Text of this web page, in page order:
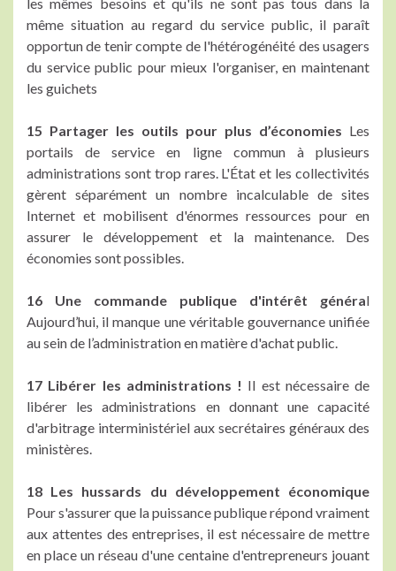
même situation au regard du service public, il paraît
opportun de tenir compte de l'hétérogénéité des usagers
du service public pour mieux l'organiser, en maintenant
les guichets
15 Partager les outils pour plus d’économies Les
portails de service en ligne commun à plusieurs
administrations sont trop rares. L'État et les collectivités
gèrent séparément un nombre incalculable de sites
Internet et mobilisent d'énormes ressources pour en
assurer le développement et la maintenance. Des
économies sont possibles.
16 Une commande publique d'intérêt général
Aujourd’hui, il manque une véritable gouvernance unifiée
au sein de l’administration en matière d'achat public.
17 Libérer les administrations ! Il est nécessaire de
libérer les administrations en donnant une capacité
d'arbitrage interministériel aux secrétaires généraux des
ministères.
18 Les hussards du développement économique
Pour s'assurer que la puissance publique répond vraiment
aux attentes des entreprises, il est nécessaire de mettre
en place un réseau d'une centaine d'entrepreneurs jouant